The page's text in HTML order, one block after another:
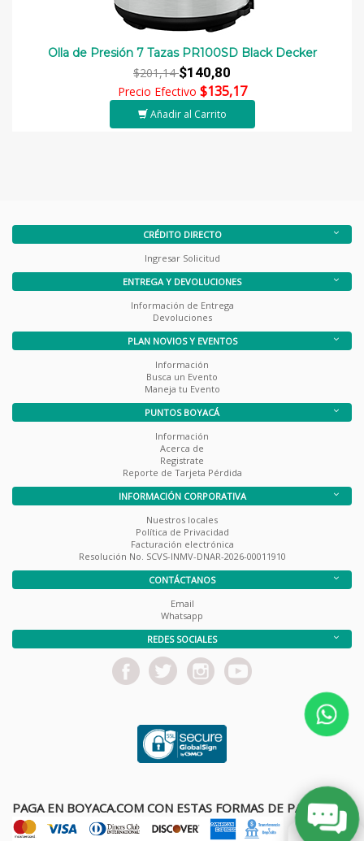
Olla de Presión 7 Tazas PR100SD Black Decker
$201,14$140,80
Precio Efectivo $135,17
Añadir al Carrito
CRÉDITO DIRECTO
Ingresar Solicitud
ENTREGA Y DEVOLUCIONES
Información de Entrega
Devoluciones
PLAN NOVIOS Y EVENTOS
Información
Busca un Evento
Maneja tu Evento
PUNTOS BOYACÁ
Información
Acerca de
Registrate
Reporte de Tarjeta Pérdida
INFORMACIÓN CORPORATIVA
Nuestros locales
Política de Privacidad
Facturación electrónica
Resolución No. SCVS-INMV-DNAR-2026-00011910
CONTÁCTANOS
Email
Whatsapp
REDES SOCIALES
PAGA EN BOYACA.COM CON ESTAS FORMAS DE PAGO